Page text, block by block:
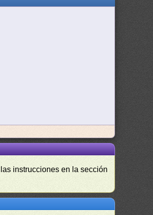
instrucciones en la sección